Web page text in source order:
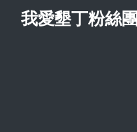
我愛墾丁粉絲團